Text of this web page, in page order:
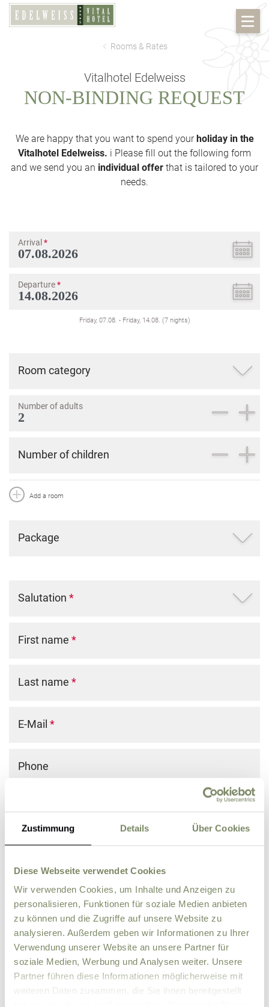
Zustimmung Details Über Cookies
Diese Webseite verwendet Cookies
Wir verwenden Cookies, um Inhalte und Anzeigen zu
personalisieren, Funktionen für soziale Medien anbieten
zu können und die Zugriffe auf unsere Website zu
analysieren. Außerdem geben wir Informationen zu Ihrer
Verwendung unserer Website an unsere Partner für
soziale Medien, Werbung und Analysen weiter. Unsere
Partner führen diese Informationen möglicherweise mit
weiteren Daten zusammen, die Sie ihnen bereitgestellt
Rooms & Rates
Vitalhotel Edelweiss
NON-BINDING REQUEST
We are happy that you want to spend yourholiday in the
Vitalhotel Edelweiss. i Please fill out the following form
and we send you an individual offer that is tailored to your
needs.
Arrival *
Departure*
Friday, 07.08. - Friday, 14.08. (7 nights)
Room category
Number of adults
Number of children
Add a room
Package
Salutation *
First name *
Last name *
E-Mail *
Phone
Country
Comment